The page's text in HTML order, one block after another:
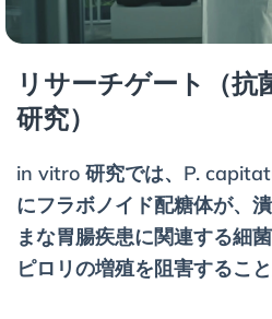
リサーチゲート（抗
研究）
in vitro 研究では、P.
にフラボノイド配糖体が、
まな胃腸疾患に関連する細
ピロリの増殖を阻害するこ